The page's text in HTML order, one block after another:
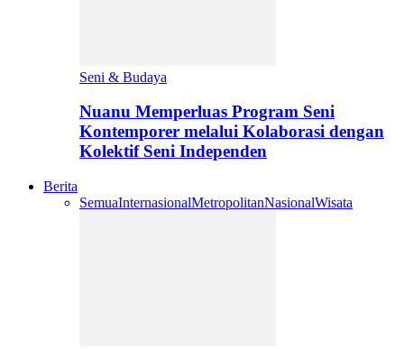
Seni & Budaya
Nuanu Memperluas Program Seni
Kontemporer melalui Kolaborasi dengan
Kolektif Seni Independen
Berita
SemuaInternasionalMetropolitanNasionalWisata